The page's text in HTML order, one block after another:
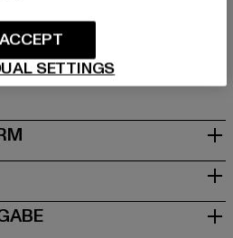
GmbH |
info@tbint.de
7 | 64372 Ober-Ramstadt |
SETTINGS
ACCEPT